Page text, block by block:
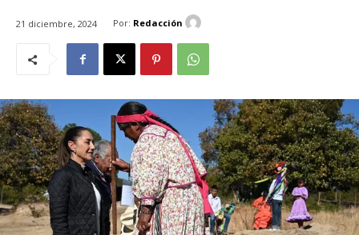
21 diciembre, 2024 Por: Redacción